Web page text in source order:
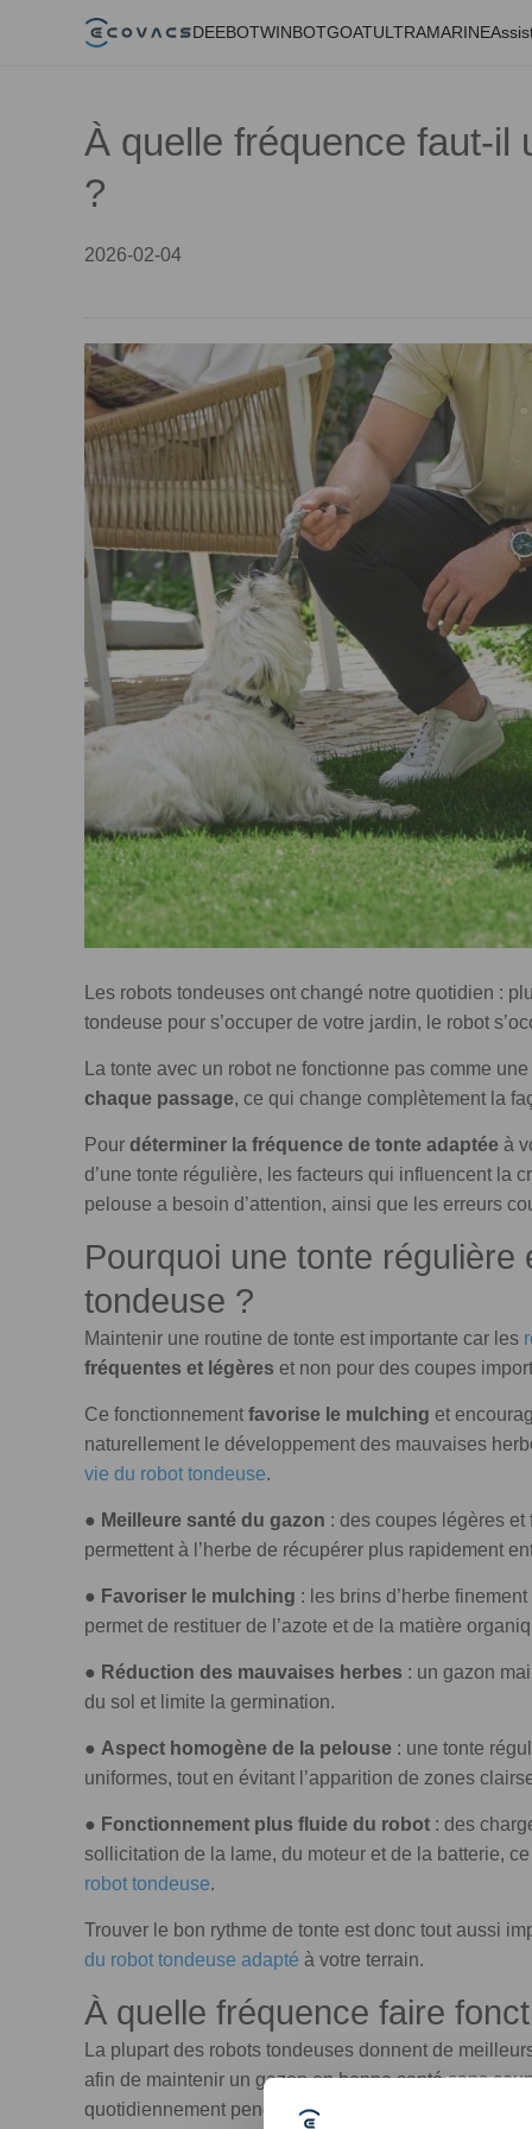
DEEBOTWINBOTGOATULTRAMARINE
À quelle fréquence faut-il
?
2026-02-04
Les robots tondeuses ont changé notre quotidien :
tondeuse pour s’occuper de votre jardin, le robot
La tonte avec un robot ne fonctionne pas comme
chaque passage, ce qui change complètement la
Pour déterminer la fréquence de tonte adaptée à
d’une tonte régulière, les facteurs qui influencent la
pelouse a besoin d’attention, ainsi que les erreurs
Pourquoi une tonte
tondeuse ?
Maintenir une routine de tonte est importante car les
fréquentes et légères et non pour des coupes
Ce fonctionnement favorise le mulching et
naturellement le développement des mauvaises
vie du robot tondeuse.
● Meilleure santé du gazon : des coupes légères
permettent à l’herbe de récupérer plus rapidement
● Favoriser le mulching : les brins d’herbe
permet de restituer de l’azote et de la matière
● Réduction des mauvaises herbes : un gazon
du sol et limite la germination.
● Aspect homogène de la pelouse : une tonte
uniformes, tout en évitant l’apparition de zones
● Fonctionnement plus fluide du robot : des
sollicitation de la lame, du moteur et de la batterie,
robot tondeuse.
Trouver le bon rythme de tonte est donc tout aussi
du robot tondeuse adapté à votre terrain.
À quelle fréquence faire
La plupart des robots tondeuses donnent de
afin de maintenir un gazon en bonne santé sans
quotidiennement pendant les périodes de forte